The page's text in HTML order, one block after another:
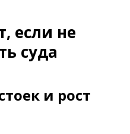
если не
суда
и рост